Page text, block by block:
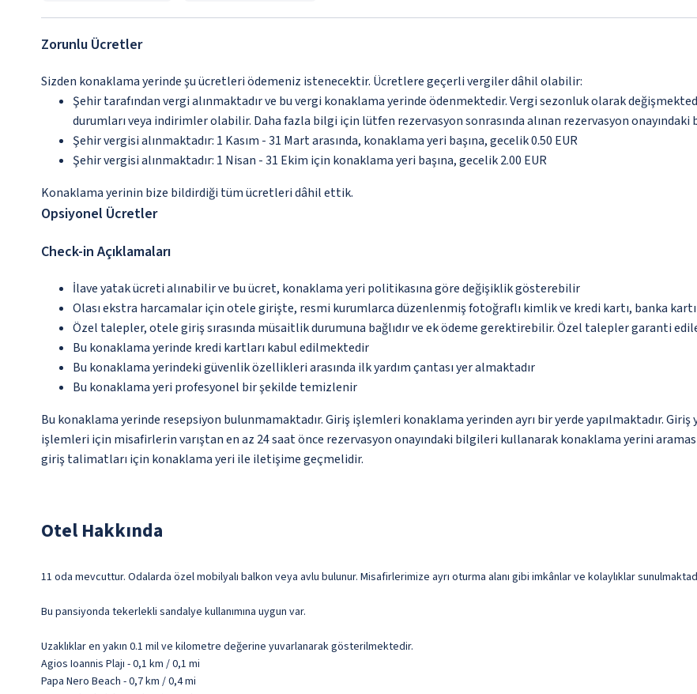
Zorunlu Ücretler
Sizden konaklama yerinde şu ücretleri ödemeniz istenecektir. Ücretlere geçerli vergiler dâhil olabilir:
Şehir tarafından vergi alınmaktadır ve bu vergi konaklama yerinde ödenmektedir. Vergi sezonluk olarak
durumları veya indirimler olabilir. Daha fazla bilgi için lütfen rezervasyon sonrasında alınan rezervasyon
Şehir vergisi alınmaktadır: 1 Kasım - 31 Mart arasında, konaklama yeri başına, gecelik 0.50 EUR
Şehir vergisi alınmaktadır: 1 Nisan - 31 Ekim için konaklama yeri başına, gecelik 2.00 EUR
Konaklama yerinin bize bildirdiği tüm ücretleri dâhil ettik.
Opsiyonel Ücretler
Check-in Açıklamaları
İlave yatak ücreti alınabilir ve bu ücret, konaklama yeri politikasına göre değişiklik gösterebilir
Olası ekstra harcamalar için otele girişte, resmi kurumlarca düzenlenmiş fotoğraflı kimlik ve kredi kartı, banka
Özel talepler, otele giriş sırasında müsaitlik durumuna bağlıdır ve ek ödeme gerektirebilir. Özel talepler garanti
Bu konaklama yerinde kredi kartları kabul edilmektedir
Bu konaklama yerindeki güvenlik özellikleri arasında ilk yardım çantası yer almaktadır
Bu konaklama yeri profesyonel bir şekilde temizlenir
Bu konaklama yerinde resepsiyon bulunmamaktadır. Giriş işlemleri konaklama yerinden ayrı bir yerde yapılmaktadır.
işlemleri için misafirlerin varıştan en az 24 saat önce rezervasyon onayındaki bilgileri kullanarak konaklama yerini
giriş talimatları için konaklama yeri ile iletişime geçmelidir.
Otel Hakkında
11 oda mevcuttur. Odalarda özel mobilyalı balkon veya avlu bulunur. Misafirlerimize ayrı oturma alanı gibi imkânlar ve kolaylıklar
Bu pansiyonda tekerlekli sandalye kullanımına uygun var.
Uzaklıklar en yakın 0.1 mil ve kilometre değerine yuvarlanarak gösterilmektedir.
Agios Ioannis Plajı - 0,1 km / 0,1 mi
Papa Nero Beach - 0,7 km / 0,4 mi